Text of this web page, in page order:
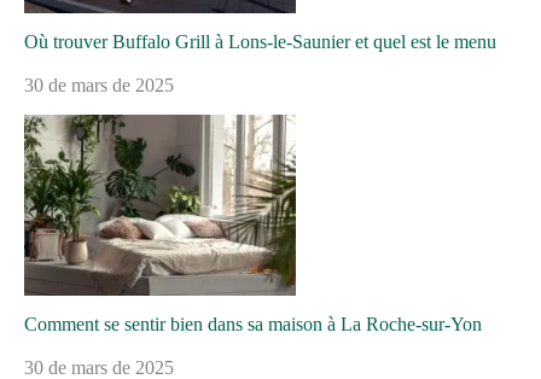
Où trouver Buffalo Grill à Lons-le-Saunier et quel est le menu
30 de mars de 2025
Comment se sentir bien dans sa maison à La Roche-sur-Yon
30 de mars de 2025